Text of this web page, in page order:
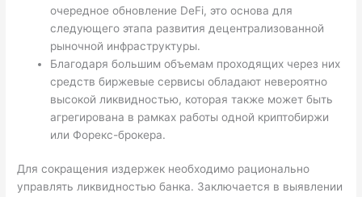
очередное обновление DeFi, это основа для
следующего этапа развития децентрализованной
рыночной инфраструктуры.
Благодаря большим объемам проходящих через них
средств биржевые сервисы обладают невероятно
высокой ликвидностью, которая также может быть
агрегирована в рамках работы одной криптобиржи
или Форекс-брокера.
Для сокращения издержек необходимо рационально
управлять ликвидностью банка. Заключается в выявлении